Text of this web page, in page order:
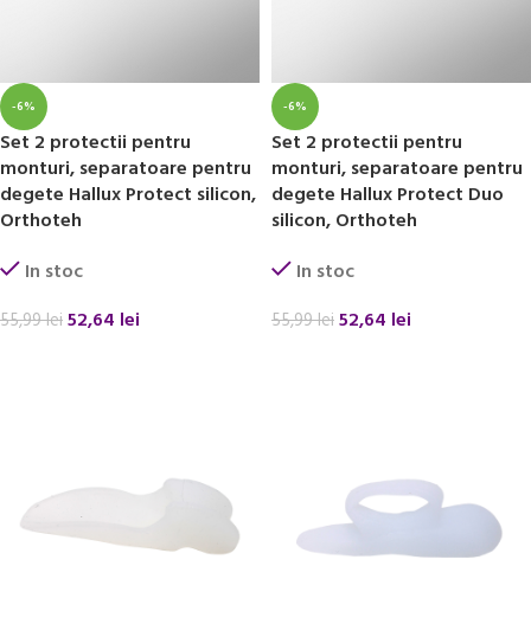
-6%
Set 2 protectii pentru
monturi, separatoare pentru
degete Hallux Protect silicon,
Orthoteh
In stoc
55,99lei52,64 lei
-6%
Set 2 protectii pentru
monturi, separatoare pentru
degete Hallux Protect Duo
silicon, Orthoteh
In stoc
55,99lei52,64 lei